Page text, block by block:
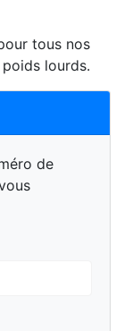
tous nos
lourds.
de